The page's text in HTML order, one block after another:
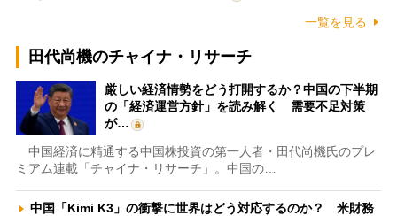
一覧を見る
田代尚機のチャイナ・リサーチ
厳しい経済情勢をどう打開するか？中国の下半期
の「経済運営方針」を読み解く 需要不足対策
が…
中国経済に精通する中国株投資の第一人者・田代尚機氏のプレ
ミアム連載「チャイナ・リサーチ」。中国の…
中国「Kimi K3」の衝撃に世界はどう対応するのか？ 米財務